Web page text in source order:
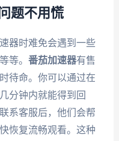
题不用慌
器时难免会遇到一些
等。 番茄加速器有售
待命。你可以通过在
分钟内就能得到回
系客服后，他们会帮
恢复流畅观看。这种